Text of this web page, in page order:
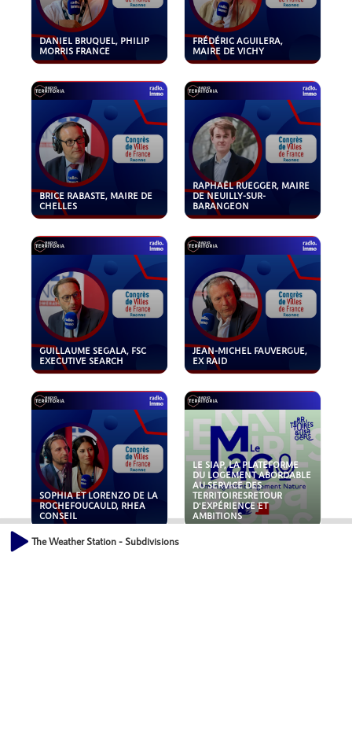
DANIEL BRUQUEL, PHILIP
MORRIS FRANCE
FRÉDÉRIC AGUILERA,
MAIRE DE VICHY
BRICE RABASTE, MAIRE DE
CHELLES
RAPHAËL RUEGGER, MAIRE
DE NEUILLY-SUR-
BARANGEON
GUILLAUME SEGALA, FSC
EXECUTIVE SEARCH
JEAN-MICHEL FAUVERGUE,
EX RAID
SOPHIA ET LORENZO DE LA
ROCHEFOUCAULD, RHEA
CONSEIL
LE SIAP, LA PLATEFORME
DU LOGEMENT ABORDABLE
AU SERVICE DES
TERRITOIRESRETOUR
D'EXPÉRIENCE ET
AMBITIONS
The Weather Station - Subdivisions